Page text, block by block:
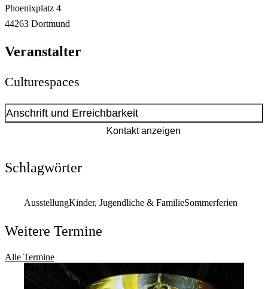
Phoenixplatz 4
44263 Dortmund
Veranstalter
Culturespaces
Anschrift und Erreichbarkeit
Kontakt anzeigen
Schlagwörter
AusstellungKinder, Jugendliche & FamilieSommerferien
Weitere Termine
Alle Termine
Culturespaces / Eric Spiller